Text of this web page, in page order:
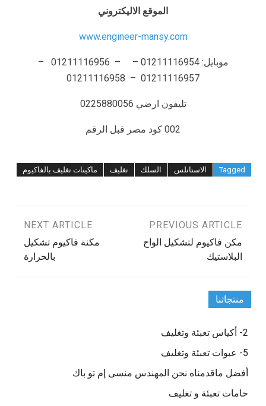
الموقع الاليكتروني
www.engineer-mansy.com
موبايل: 01211116954 – – 01211116956 –
01211116957 – 01211116958
تليفون ارضي 0225880056
002 كود مصر قبل الرقم​
Tagged الاستانلس السلك تغليف ماكينات تغليف بالفاكيوم
تصفّح
المقالات
PREVIOUS ARTICLE
مكن فاكيوم لتشكيل الواح
البلاستيك
NEXT ARTICLE
مكنة فاكيوم تشكيل
بالحرارة
منتجاتنا
2- أكياس تعبئة وتغليف
5- عبوات تعبئة وتغليف
أفضل ماقدمناه نحن المهندس منسى إم تو باك
خامات تعبئة و تغليف